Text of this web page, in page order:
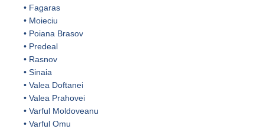
• Fagaras
• Moieciu
• Poiana Brasov
• Predeal
• Rasnov
• Sinaia
• Valea Doftanei
• Valea Prahovei
• Varful Moldoveanu
• Varful Omu